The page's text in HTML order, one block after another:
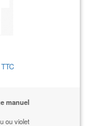
TTC
manuel
ou violet